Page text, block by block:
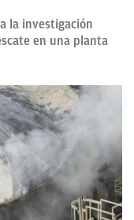
la investigación
en una planta